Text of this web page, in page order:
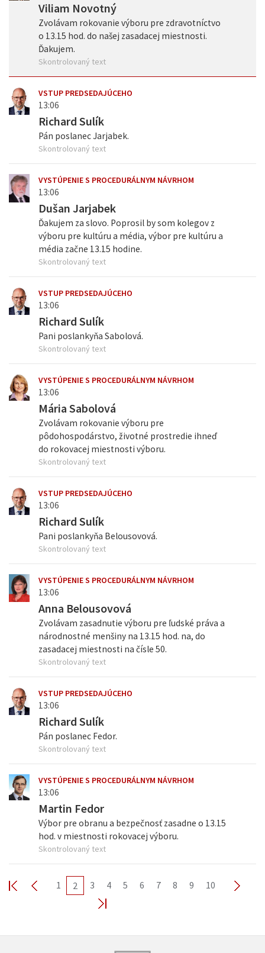
Viliam Novotný
Zvolávam rokovanie výboru pre zdravotníctvo
o 13.15 hod. do našej zasadacej miestnosti.
Ďakujem.
Skontrolovaný text
VSTUP PREDSEDAJÚCEHO
13:06
Richard Sulík
Pán poslanec Jarjabek.
Skontrolovaný text
VYSTÚPENIE S PROCEDURÁLNYM NÁVRHOM
13:06
Dušan Jarjabek
Ďakujem za slovo. Poprosil by som kolegov z
výboru pre kultúru a média, výbor pre kultúru a
média začne 13.15 hodine.
Skontrolovaný text
VSTUP PREDSEDAJÚCEHO
13:06
Richard Sulík
Pani poslankyňa Sabolová.
Skontrolovaný text
VYSTÚPENIE S PROCEDURÁLNYM NÁVRHOM
13:06
Mária Sabolová
Zvolávam rokovanie výboru pre
pôdohospodárstvo, životné prostredie ihneď
do rokovacej miestnosti výboru.
Skontrolovaný text
VSTUP PREDSEDAJÚCEHO
13:06
Richard Sulík
Pani poslankyňa Belousovová.
Skontrolovaný text
VYSTÚPENIE S PROCEDURÁLNYM NÁVRHOM
13:06
Anna Belousovová
Zvolávam zasadnutie výboru pre ľudské práva a
národnostné menšiny na 13.15 hod. na, do
zasadacej miestnosti na čísle 50.
Skontrolovaný text
VSTUP PREDSEDAJÚCEHO
13:06
Richard Sulík
Pán poslanec Fedor.
Skontrolovaný text
VYSTÚPENIE S PROCEDURÁLNYM NÁVRHOM
13:06
Martin Fedor
Výbor pre obranu a bezpečnosť zasadne o 13.15
hod. v miestnosti rokovacej výboru.
Skontrolovaný text
1 2 3 4 5 6 7 8 9 10